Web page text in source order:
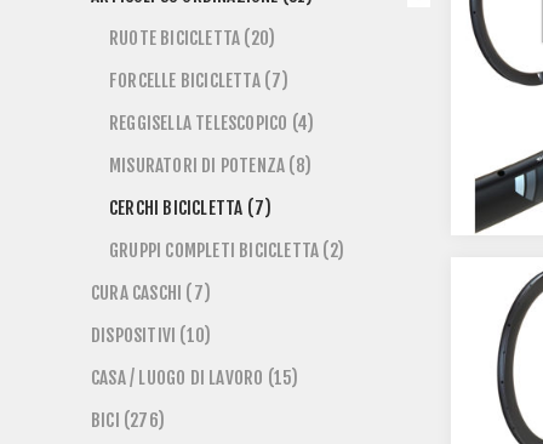
RUOTE BICICLETTA (20)
FORCELLE BICICLETTA (7)
REGGISELLA TELESCOPICO (4)
MISURATORI DI POTENZA (8)
CERCHI BICICLETTA (7)
GRUPPI COMPLETI BICICLETTA (2)
CURA CASCHI (7)
DISPOSITIVI (10)
CASA / LUOGO DI LAVORO (15)
BICI (276)